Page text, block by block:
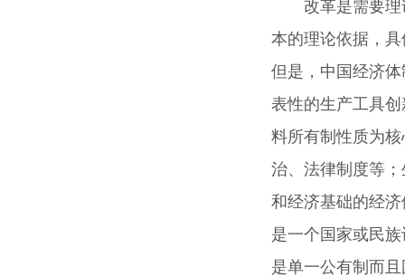
改革是需要
本的理论依据，
但是，中国经济
表性的生产工具
料所有制性质为
治、法律制度等
和经济基础的经
是一个国家或民
是单一公有制而